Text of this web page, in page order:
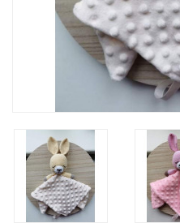
Gurmanams
Natūralios
Aliejai
Kosmetika
Higienos
Priemonės